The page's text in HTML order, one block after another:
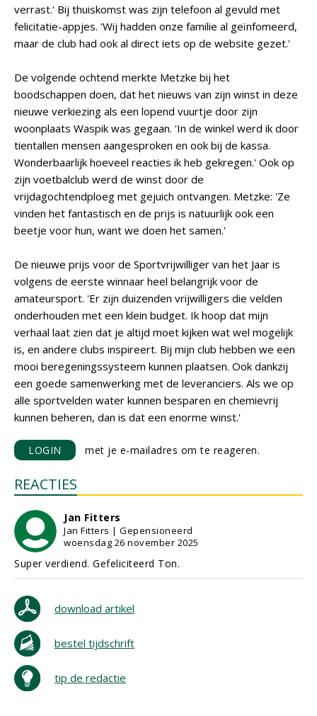
verrast.' Bij thuiskomst was zijn telefoon al gevuld met
felicitatie-appjes. 'Wij hadden onze familie al geïnfomeerd,
maar de club had ook al direct iets op de website gezet.'
De volgende ochtend merkte Metzke bij het
boodschappen doen, dat het nieuws van zijn winst in deze
nieuwe verkiezing als een lopend vuurtje door zijn
woonplaats Waspik was gegaan. 'In de winkel werd ik door
tientallen mensen aangesproken en ook bij de kassa.
Wonderbaarlijk hoeveel reacties ik heb gekregen.' Ook op
zijn voetbalclub werd de winst door de
vrijdagochtendploeg met gejuich ontvangen. Metzke: 'Ze
vinden het fantastisch en de prijs is natuurlijk ook een
beetje voor hun, want we doen het samen.'
De nieuwe prijs voor de Sportvrijwilliger van het Jaar is
volgens de eerste winnaar heel belangrijk voor de
amateursport. 'Er zijn duizenden vrijwilligers die velden
onderhouden met een klein budget. Ik hoop dat mijn
verhaal laat zien dat je altijd moet kijken wat wel mogelijk
is, en andere clubs inspireert. Bij mijn club hebben we een
mooi beregeningssysteem kunnen plaatsen. Ook dankzij
een goede samenwerking met de leveranciers. Als we op
alle sportvelden water kunnen besparen en chemievrij
kunnen beheren, dan is dat een enorme winst.'
LOGIN met je e-mailadres om te reageren.
REACTIES
Jan Fitters
Jan Fitters | Gepensioneerd
woensdag 26 november 2025
Super verdiend. Gefeliciteerd Ton.
download artikel
bestel tijdschrift
tip de redactie